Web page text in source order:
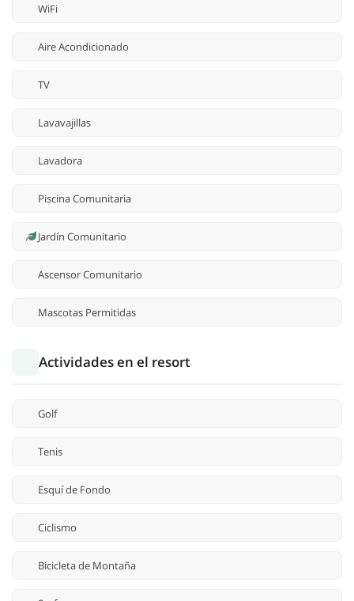
WiFi
Aire Acondicionado
TV
Lavavajillas
Lavadora
Piscina Comunitaria
Jardín Comunitario
Ascensor Comunitario
Mascotas Permitidas
Actividades en el resort
Golf
Tenis
Esquí de Fondo
Ciclismo
Bicicleta de Montaña